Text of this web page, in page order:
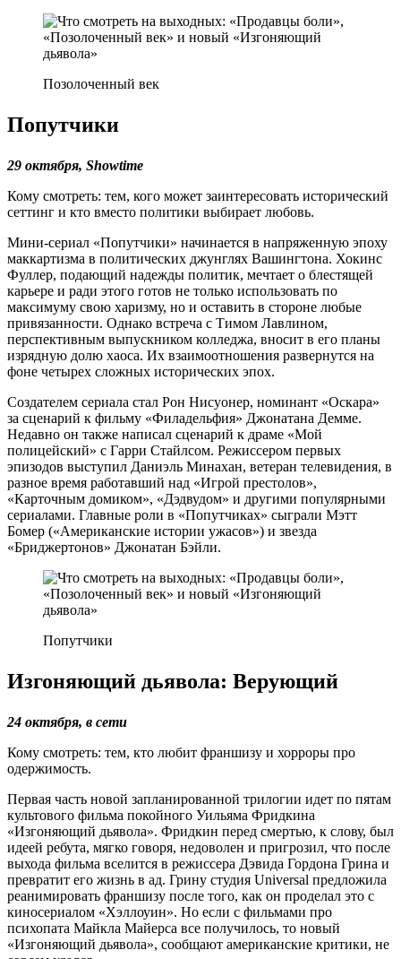
Позолоченный век
Попутчики
29 октября, Showtime
Кому смотреть: тем, кого может заинтересовать исторический
сеттинг и кто вместо политики выбирает любовь.
Мини-сериал «Попутчики» начинается в напряженную эпоху
маккартизма в политических джунглях Вашингтона. Хокинс
Фуллер, подающий надежды политик, мечтает о блестящей
карьере и ради этого готов не только использовать по
максимуму свою харизму, но и оставить в стороне любые
привязанности. Однако встреча с Тимом Лавлином,
перспективным выпускником колледжа, вносит в его планы
изрядную долю хаоса. Их взаимоотношения развернутся на
фоне четырех сложных исторических эпох.
Создателем сериала стал Рон Нисуонер, номинант «Оскара»
за сценарий к фильму «Филадельфия» Джонатана Демме.
Недавно он также написал сценарий к драме «Мой
полицейский» с Гарри Стайлсом. Режиссером первых
эпизодов выступил Даниэль Минахан, ветеран телевидения, в
разное время работавший над «Игрой престолов»,
«Карточным домиком», «Дэдвудом» и другими популярными
сериалами. Главные роли в «Попутчиках» сыграли Мэтт
Бомер («Американские истории ужасов») и звезда
«Бриджертонов» Джонатан Бэйли.
Попутчики
Изгоняющий дьявола: Верующий
24 октября, в сети
Кому смотреть: тем, кто любит франшизу и хорроры про
одержимость.
Первая часть новой запланированной трилогии идет по пятам
культового фильма покойного Уильяма Фридкина
«Изгоняющий дьявола». Фридкин перед смертью, к слову, был
идеей ребута, мягко говоря, недоволен и пригрозил, что после
выхода фильма вселится в режиссера Дэвида Гордона Грина и
превратит его жизнь в ад. Грину студия Universal предложила
реанимировать франшизу после того, как он проделал это с
киносериалом «Хэллоуин». Но если с фильмами про
психопата Майкла Майерса все получилось, то новый
«Изгоняющий дьявола», сообщают американские критики, не